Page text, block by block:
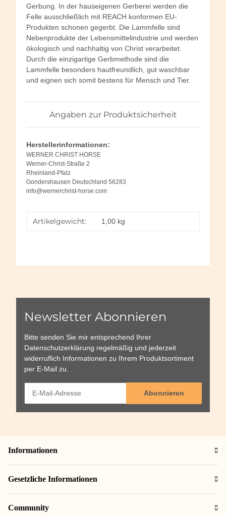
Gerbung. In der hauseigenen Gerberei werden die
Felle ausschließlich mit REACH konformen EU-
Produkten schonen gegerbt. Die Lammfelle sind
Nebenprodukte der Lebensmittelindustrie und werden
ökologisch und nachhaltig von Christ verarbeitet.
Durch die einzigartige Gerbmethode sind die
Lammfelle besonders hautfreundlich, gut waschbar
und eignen sich somit bestens für Mensch und Tier.
Angaben zur Produktsicherheit
Herstellerinformationen:
WERNER CHRIST HORSE
Werner-Christ-Straße 2
Rheinland-Pfalz
Gondershausen Deutschland 56283
info@wernerchrist-horse.com
Artikelgewicht: 1,00 kg
Newsletter Abonnieren
Bitte senden Sie mir entsprechend Ihrer
Datenschutzerklärung regelmäßig und jederzeit
widerruflich Informationen zu Ihrem Produktsortiment
per E-Mail zu.
Abonnieren
Informationen
Gesetzliche Informationen
Community